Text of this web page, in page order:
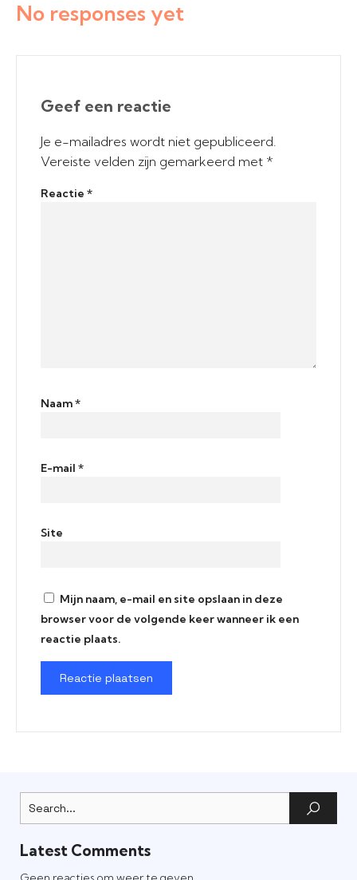
No responses yet
Geef een reactie
Je e-mailadres wordt niet gepubliceerd.
Vereiste velden zijn gemarkeerd met *
Reactie *
Naam*
E-mail *
Site
Mijn naam, e-mail en site opslaan in deze
browser voor de volgende keer wanneer ik een
reactie plaats.
Latest Comments